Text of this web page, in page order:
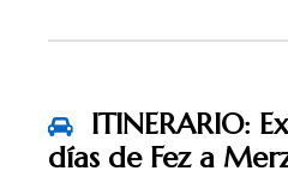
ITINERARIO:
días de Fez a